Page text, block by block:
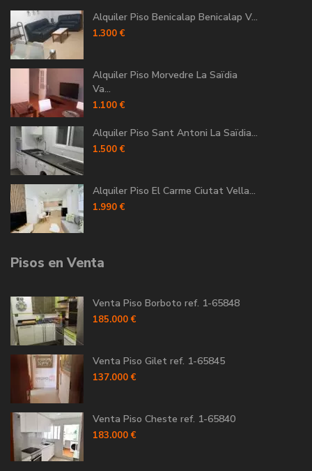
Alquiler Piso Benicalap Benicalap V...
1.300 €
Alquiler Piso Morvedre La Saïdia
Va...
1.100 €
Alquiler Piso Sant Antoni La Saïdia...
1.500 €
Alquiler Piso El Carme Ciutat Vella...
1.990 €
Pisos en Venta
Venta Piso Borboto ref. 1-65848
185.000 €
Venta Piso Gilet ref. 1-65845
137.000 €
Venta Piso Cheste ref. 1-65840
183.000 €